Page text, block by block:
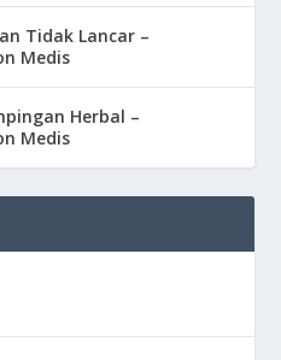
Tidak Lancar –
Medis
Herbal –
Medis